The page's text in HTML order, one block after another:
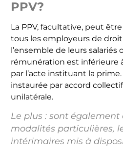
PPV?
La PPV, facultative, peut
tous les employeurs de
l’ensemble de leurs salariés
rémunération est inférieure
par l’acte instituant la
instaurée par accord
unilatérale.
Le plus : sont également
modalités particulières,
intérimaires mis à